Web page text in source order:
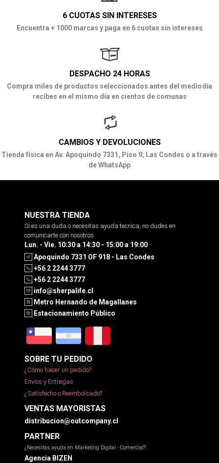
6 CUOTAS SIN INTERESES
Encuentra + 1000 marcas y paga en 6 cuotas sin intereses
DESPACHO 24 HORAS
Compra miles de productos seleccionados antes del mediodía
recibes en el mismo día en cientos de comunas
CAMBIOS Y DEVOLUCIONES
Tienda física en Av. Apoquindo 7331, Piso 9, Las Condes o a través
de WhatsApp
NUESTRA TIENDA
Si es una duda o necesitas ayuda tecnica, no dudes en
comunicarte con nosotros
Lun. - Vie. 10:30 a 14:30 - 15:00 a 19:00
Apoquindo 7331 OF 918 - Las Condes
+56 2 2244 3777
+56 2 2244 3777
info@sherpalife.cl
Metro Hernando de Magallanes
Estacionamiento Público
SOBRE TU PEDIDO
¿Cómo hacer un pedido?
Envíos y Entregas
¿Satisfecho o Reembolsado?
VENTAS MAYORISTAS
distribucion@outcompany.cl
PARTNER
¿Necesitas ayuda en Marketing Digital - Comercial?
Agencia BIZEN